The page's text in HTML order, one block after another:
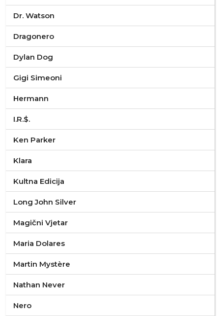
Dr. Watson
Dragonero
Dylan Dog
Gigi Simeoni
Hermann
I.R.$.
Ken Parker
Klara
Kultna Edicija
Long John Silver
Magični Vjetar
Maria Dolares
Martin Mystère
Nathan Never
Nero